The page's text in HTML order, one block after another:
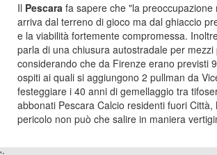
Il Pescara fa sapere che "la preoccupazione
arriva dal terreno di gioco ma dal ghiaccio
e la viabilità fortemente compromessa.
parla di una chiusura autostradale per mezzi
considerando che da Firenze erano previsti
ospiti ai quali si aggiungono 2 pullman da
festeggiare i 40 anni di gemellaggio tra
abbonati Pescara Calcio residenti fuori Città,
pericolo non può che salire in maniera